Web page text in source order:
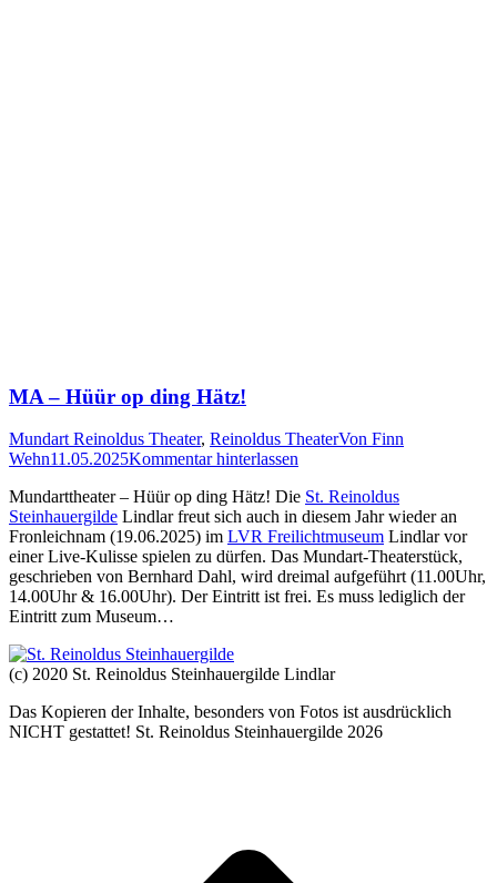
MA – Hüür op ding Hätz!
Mundart Reinoldus Theater, Reinoldus TheaterVon Finn
Wehn11.05.2025Kommentar hinterlassen
Mundarttheater – Hüür op ding Hätz! Die St. Reinoldus
Steinhauergilde Lindlar freut sich auch in diesem Jahr wieder an
Fronleichnam (19.06.2025) im LVR Freilichtmuseum Lindlar vor
einer Live-Kulisse spielen zu dürfen. Das Mundart-Theaterstück,
geschrieben von Bernhard Dahl, wird dreimal aufgeführt (11.00Uhr,
14.00Uhr & 16.00Uhr). Der Eintritt ist frei. Es muss lediglich der
Eintritt zum Museum…
(c) 2020 St. Reinoldus Steinhauergilde Lindlar
Das Kopieren der Inhalte, besonders von Fotos ist ausdrücklich
NICHT gestattet! St. Reinoldus Steinhauergilde 2026